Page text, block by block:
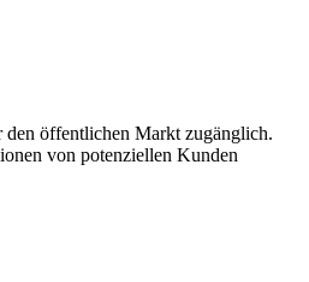
den öffentlichen Markt zugänglich.
von potenziellen Kunden